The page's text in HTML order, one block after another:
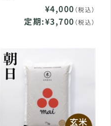
¥4,000 （税込）
定期:¥3,700 （税込）